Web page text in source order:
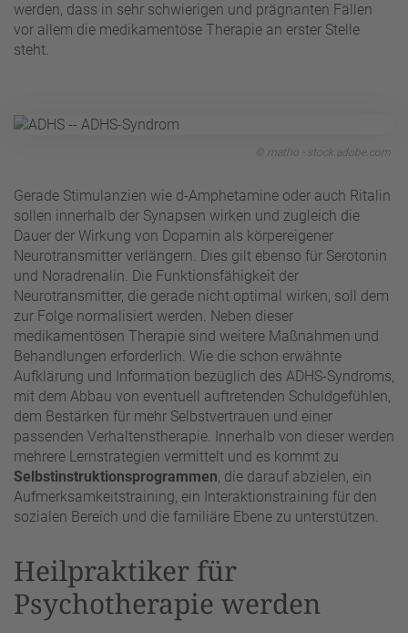
werden, dass in sehr schwierigen und prägnanten Fällen
vor allem die medikamentöse Therapie an erster Stelle
steht.
© matho - stock.adobe.com
Gerade Stimulanzien wie d-Amphetamine oder auch Ritalin
sollen innerhalb der Synapsen wirken und zugleich die
Dauer der Wirkung von Dopamin als körpereigener
Neurotransmitter verlängern. Dies gilt ebenso für Serotonin
und Noradrenalin. Die Funktionsfähigkeit der
Neurotransmitter, die gerade nicht optimal wirken, soll dem
zur Folge normalisiert werden. Neben dieser
medikamentösen Therapie sind weitere Maßnahmen und
Behandlungen erforderlich. Wie die schon erwähnte
Aufklärung und Information bezüglich des ADHS-Syndroms,
mit dem Abbau von eventuell auftretenden Schuldgefühlen,
dem Bestärken für mehr Selbstvertrauen und einer
passenden Verhaltenstherapie. Innerhalb von dieser werden
mehrere Lernstrategien vermittelt und es kommt zu
Selbstinstruktionsprogrammen, die darauf abzielen, ein
Aufmerksamkeitstraining, ein Interaktionstraining für den
sozialen Bereich und die familiäre Ebene zu unterstützen.
Heilpraktiker für
Psychotherapie werden